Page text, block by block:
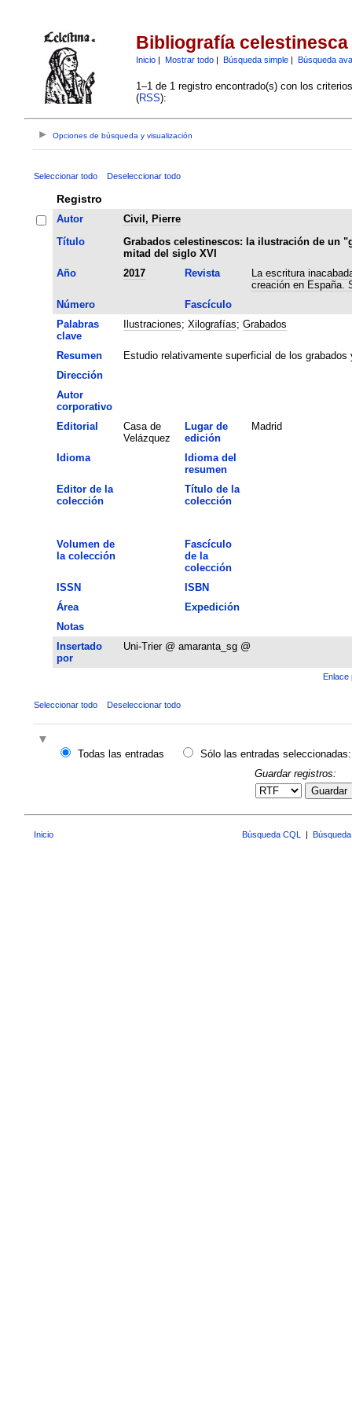
Bibliografía celestinesca
Inicio| Mostrar todo| Búsqueda simple| Búsqueda
1–1 de 1 registro encontrado(s) con los
(RSS):
Opciones de búsqueda y visualización
Seleccionar todo Deseleccionar todo
Registro
Autor
Civil, Pierre
Título
Grabados celestinescos: la ilustración de un
mitad del siglo XVI
Año
2017 Revista
La escritura
creación en España.
Número
Fascículo
Palabras
clave
Ilustraciones; Xilografías; Grabados
Resumen
Estudio relativamente superficial de los
Dirección
Autor
corporativo
Editorial
Casa de
Velázquez
Lugar de
edición
Madrid
Idioma
Idioma del
resumen
Editor de la
colección
Título de la
colección
Volumen de
la colección
Fascículo
de la
colección
ISSN
ISBN
Área
Expedición
Notas
Insertado
por
Uni-Trier @ amaranta_sg @
Enlace
Seleccionar todo Deseleccionar todo
Todas las entradas
Sólo las entradas seleccionadas:
Guardar registros:
Guardar
Inicio Búsqueda CQL